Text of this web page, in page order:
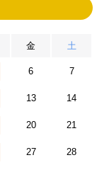
金 土
6 7
13 14
20 21
27 28